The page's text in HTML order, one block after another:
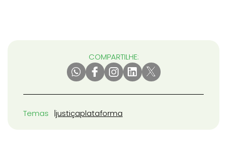
COMPARTILHE:
Temas justiçaplataforma